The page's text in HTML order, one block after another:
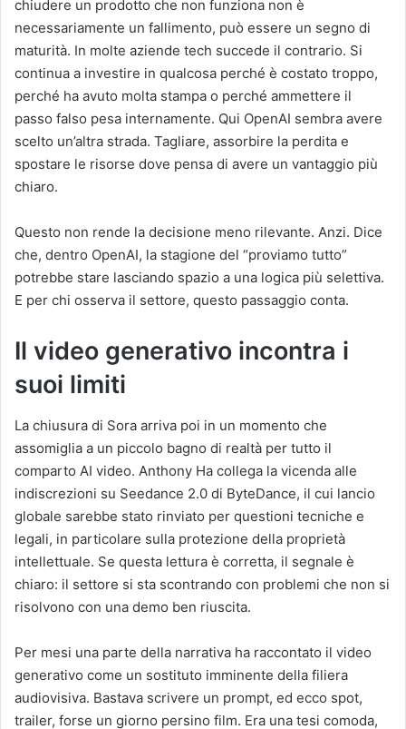
chiudere un prodotto che non funziona non è
necessariamente un fallimento, può essere un segno di
maturità. In molte aziende tech succede il contrario. Si
continua a investire in qualcosa perché è costato troppo,
perché ha avuto molta stampa o perché ammettere il
passo falso pesa internamente. Qui OpenAI sembra avere
scelto un’altra strada. Tagliare, assorbire la perdita e
spostare le risorse dove pensa di avere un vantaggio più
chiaro.
Questo non rende la decisione meno rilevante. Anzi. Dice
che, dentro OpenAI, la stagione del “proviamo tutto”
potrebbe stare lasciando spazio a una logica più selettiva.
E per chi osserva il settore, questo passaggio conta.
Il video generativo incontra i
suoi limiti
La chiusura di Sora arriva poi in un momento che
assomiglia a un piccolo bagno di realtà per tutto il
comparto AI video. Anthony Ha collega la vicenda alle
indiscrezioni su Seedance 2.0 di ByteDance, il cui lancio
globale sarebbe stato rinviato per questioni tecniche e
legali, in particolare sulla protezione della proprietà
intellettuale. Se questa lettura è corretta, il segnale è
chiaro: il settore si sta scontrando con problemi che non si
risolvono con una demo ben riuscita.
Per mesi una parte della narrativa ha raccontato il video
generativo come un sostituto imminente della filiera
audiovisiva. Bastava scrivere un prompt, ed ecco spot,
trailer, forse un giorno persino film. Era una tesi comoda,